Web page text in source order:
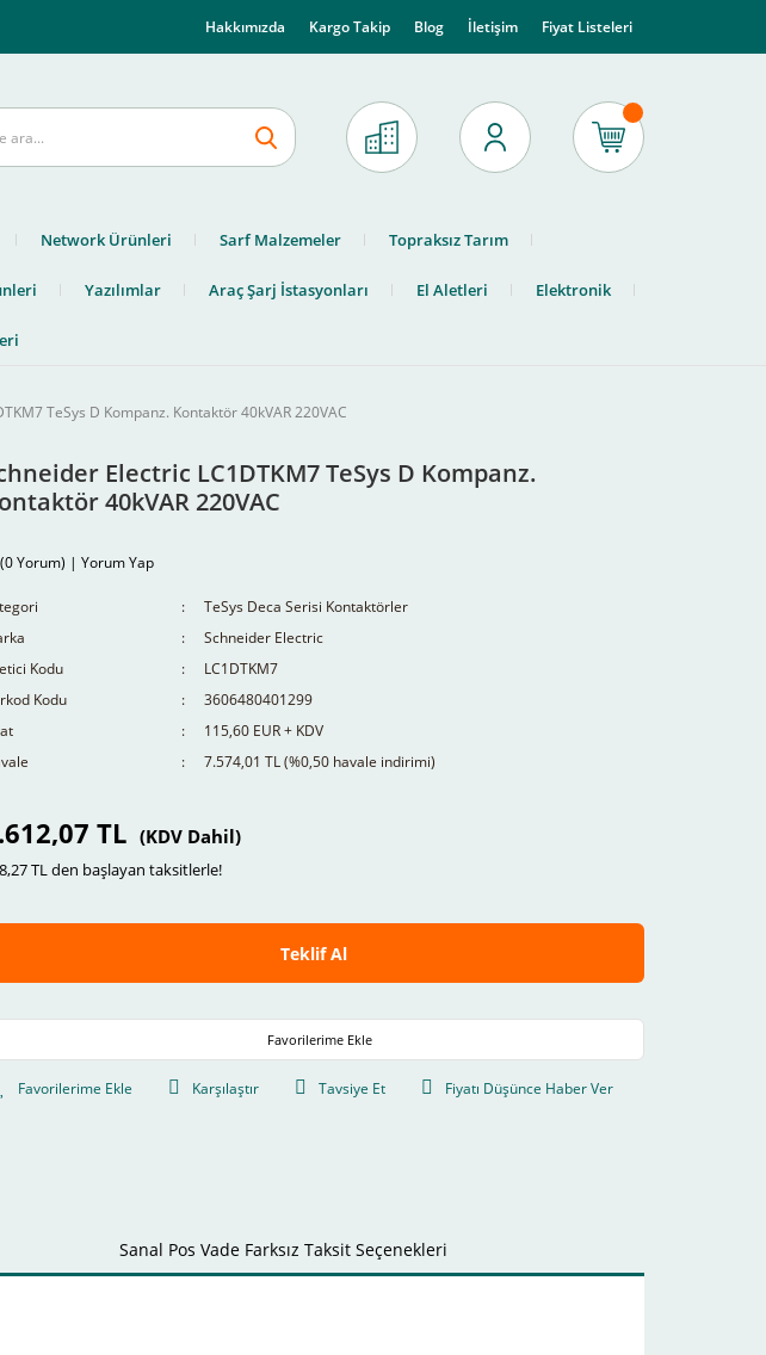
Hakkımızda Kargo Takip Blog İletişim Fiyat Listeleri
Network Ürünleri Sarf Malzemeler Topraksız Tarım
Yazılımlar Araç Şarj İstasyonları El Aletleri Elektronik
TeSys D Kompanz. Kontaktör 40kVAR 220VAC
Electric LC1DTKM7 TeSys D Kompanz.
40kVAR 220VAC
(0 Yorum) | Yorum Yap
TeSys Deca Serisi Kontaktörler
Schneider Electric
Kodu
LC1DTKM7
Kodu
3606480401299
115,60 EUR + KDV
7.574,01 TL (%0,50 havale indirimi)
TL (KDV Dahil)
TL den başlayan taksitlerle!
Teklif Al
Karşılaştır Tavsiye Et Fiyatı Düşünce Haber Ver
Sanal Pos Vade Farksız Taksit Seçenekleri